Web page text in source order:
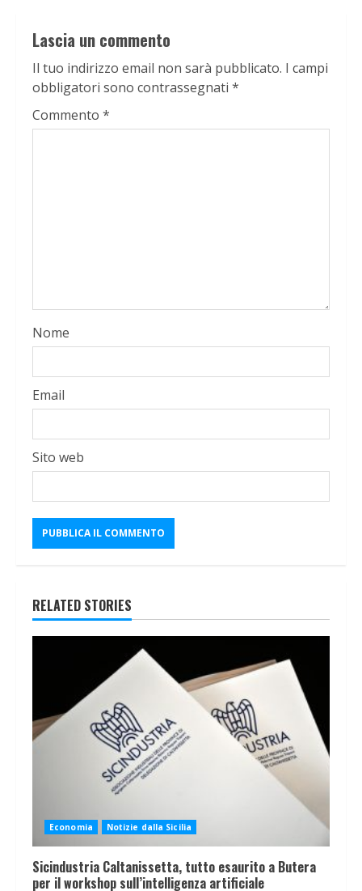
Lascia un commento
Il tuo indirizzo email non sarà pubblicato. I campi
obbligatori sono contrassegnati *
Commento *
Nome
Email
Sito web
RELATED STORIES
Economia Notizie dalla Sicilia
Sicindustria Caltanissetta, tutto esaurito a Butera
per il workshop sull’intelligenza artificiale